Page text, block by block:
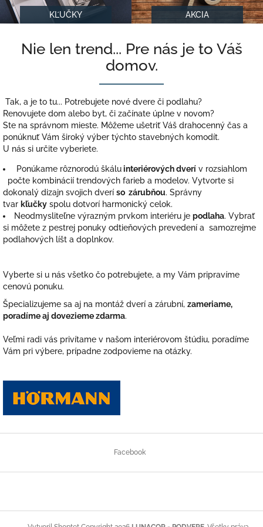
KĽUČKY AKCIA
e
n
t
r
n
d
.
.
.
e
n
á
j
e
á
š
v
Nie len trend... Pre nás je to Váš
domov.
Tak, a je to tu... Potrebujete nové dvere či podlahu?
Renovujete dom alebo byt, či začínate úplne v novom?
Ste na správnom mieste. Môžeme ušetriť Váš drahocenný čas a
ponúknuť Vám široký výber týchto stavebných komodít.
U nás si určite vyberiete.
Ponúkame rôznorodú škáluinteriérových dverí v rozsiahlom
počte kombinácií trendových farieb a modelov. Vytvorte si
dokonalý dizajn svojich dverí so zárubňou. Správny
tvar kľučky spolu dotvorí harmonický celok.
Neodmysliteľne výrazným prvkom interiéru je podlaha. Vybrať
si môžete z pestrej ponuky odtieňových prevedení a samozrejme
podlahových líšt a doplnkov.
Vyberte si u nás všetko čo potrebujete, a my Vám pripravíme
cenovú ponuku.
Špecializujeme sa aj na montáž dverí a zárubní, zameriame,
poradíme aj dovezieme zdarma.
Veľmi radi vás privítame v našom interiérovom štúdiu, poradíme
Vám pri výbere, prípadne zodpovieme na otázky.
Facebook